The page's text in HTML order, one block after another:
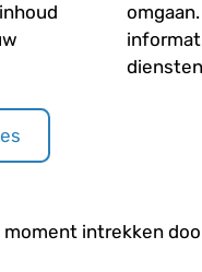
de
intrekken